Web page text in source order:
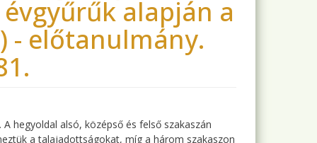
alapján a
- előtanulmány.
hegyoldal alsó, középső és felső szakaszán
a talajadottságokat, míg a három szakaszon